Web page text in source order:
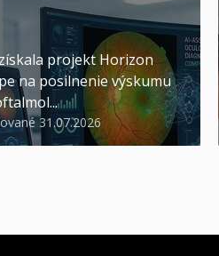
projekt Horizon
na posilnenie výskumu
31.07.2026